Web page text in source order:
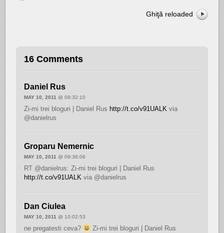
Ghiţă reloaded
16 Comments
Daniel Rus
MAY 10, 2011 @ 09:32:10
Zi-mi trei bloguri | Daniel Rus http://t.co/v91UALK via
@danielrus
Groparu Nemernic
MAY 10, 2011@ 09:36:06
RT @danielrus: Zi-mi trei bloguri | Daniel Rus
http://t.co/v91UALKvia @danielrus
Dan Ciulea
MAY 10, 2011 @ 10:02:53
ne pregatesti ceva?
Zi-mi trei bloguri | Daniel Rus